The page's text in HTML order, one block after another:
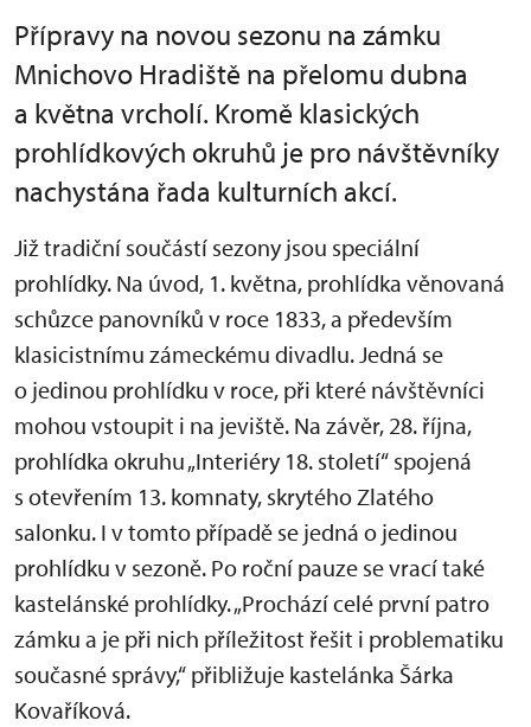
Přípravy na novou sezonu na zámku
Mnichovo Hradiště na přelomu dubna
a května vrcholí. Kromě klasických
prohlídkových okruhů je pro návštěvníky
nachystána řada kulturních akcí.
Již tradiční součástí sezony jsou speciální
prohlídky. Na úvod, 1. května, prohlídka věnovaná
schůzce panovníků v roce 1833, a především
klasicistnímu zámeckému divadlu. Jedná se
o jedinou prohlídku v roce, při které návštěvníci
mohou vstoupit i na jeviště. Na závěr, 28. října,
prohlídka okruhu „Interiéry 18. století“ spojená
s otevřením 13. komnaty, skrytého Zlatého
salonku. I v tomto případě se jedná o jedinou
prohlídku v sezoně. Po roční pauze se vrací také
kastelánské prohlídky. „Prochází celé první patro
zámku a je při nich příležitost řešit i problematiku
současné správy,“ přibližuje kastelánka Šárka
Kovaříková.